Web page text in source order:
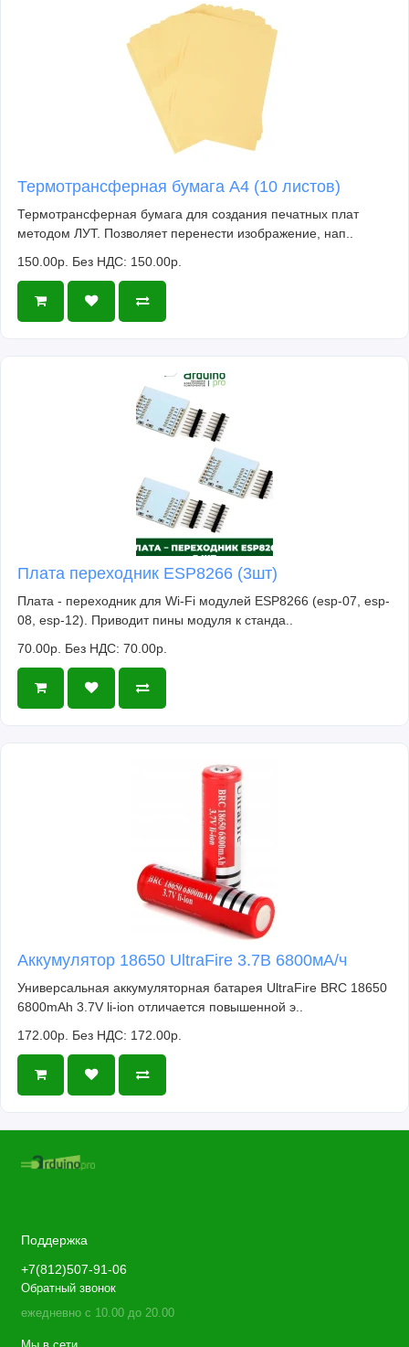
Термотрансферная бумага А4 (10 листов)
Термотрансферная бумага для создания печатных плат
методом ЛУТ. Позволяет перенести изображение, нап..
150.00р. Без НДС: 150.00р.
Плата переходник ESP8266 (3шт)
Плата - переходник для Wi-Fi модулей ESP8266 (esp-07, esp-
08, esp-12). Приводит пины модуля к станда..
70.00р. Без НДС: 70.00р.
Аккумулятор 18650 UltraFire 3.7В 6800мА/ч
Универсальная аккумуляторная батарея UltraFire BRC 18650
6800mAh 3.7V li-ion отличается повышенной э..
172.00р. Без НДС: 172.00р.
Поддержка
+7(812)507-91-06
Обратный звонок
ежедневно с 10.00 до 20.00